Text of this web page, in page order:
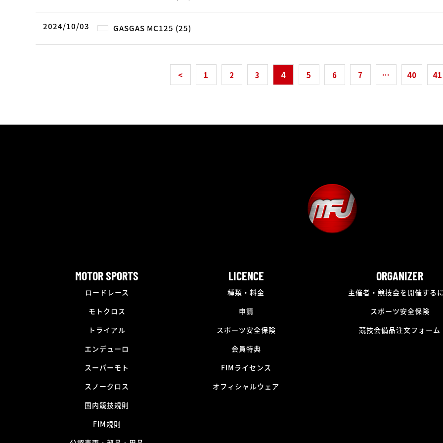
2024/10/03 GASGAS MC125 (25)
< 1 2 3 4 5 6 7 … 40 41
MOTOR SPORTS
ロードレース
モトクロス
トライアル
エンデューロ
スーパーモト
スノークロス
国内競技規則
FIM規則
LICENCE
種類・料金
申請
スポーツ安全保険
会員特典
FIMライセンス
オフィシャルウェア
ORGANIZER
主催者・競技会を開催する
スポーツ安全保険
競技会備品注文フォーム